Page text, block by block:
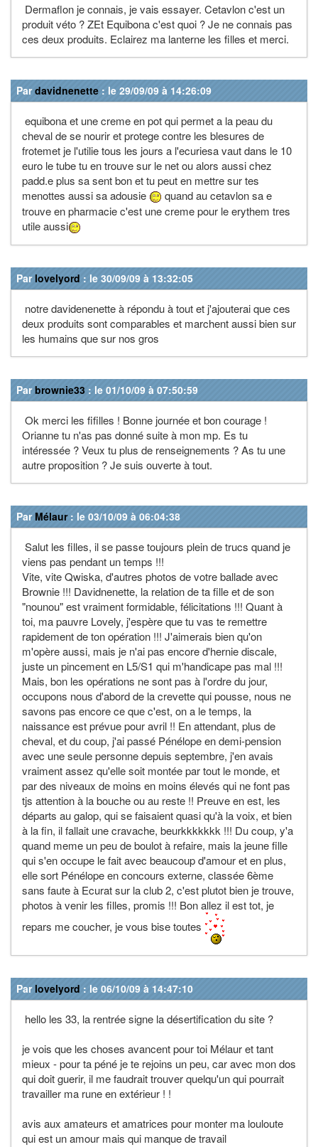
Dermaflon je connais, je vais essayer. Cetavlon c'est un
produit véto ? ZEt Equibona c'est quoi ? Je ne connais pas
ces deux produits. Eclairez ma lanterne les filles et merci.
Pardavidnenette : le 29/09/09 à 14:26:09
equibona et une creme en pot qui permet a la peau du
cheval de se nourir et protege contre les blesures de
frotemet je l'utilie tous les jours a l'ecuriesa vaut dans le 10
euro le tube tu en trouve sur le net ou alors aussi chez
padd.e plus sa sent bon et tu peut en mettre sur tes
menottes aussi sa adousie
quand au cetavlon sa e
trouve en pharmacie c'est une creme pour le erythem tres
utile aussi
Par lovelyord : le 30/09/09 à 13:32:05
notre davidenenette à répondu à tout et j'ajouterai que ces
deux produits sont comparables et marchent aussi bien sur
les humains que sur nos gros
Parbrownie33 : le 01/10/09 à 07:50:59
Ok merci les fifilles ! Bonne journée et bon courage !
Orianne tu n'as pas donné suite à mon mp. Es tu
intéressée ? Veux tu plus de renseignements ? As tu une
autre proposition ? Je suis ouverte à tout.
Par Mélaur: le 03/10/09 à 06:04:38
Salut les filles, il se passe toujours plein de trucs quand je
viens pas pendant un temps !!!
Vite, vite Qwiska, d'autres photos de votre ballade avec
Brownie !!! Davidnenette, la relation de ta fille et de son
"nounou" est vraiment formidable, félicitations !!! Quant à
toi, ma pauvre Lovely, j'espère que tu vas te remettre
rapidement de ton opération !!! J'aimerais bien qu'on
m'opère aussi, mais je n'ai pas encore d'hernie discale,
juste un pincement en L5/S1 qui m'handicape pas mal !!!
Mais, bon les opérations ne sont pas à l'ordre du jour,
occupons nous d'abord de la crevette qui pousse, nous ne
savons pas encore ce que c'est, on a le temps, la
naissance est prévue pour avril !! En attendant, plus de
cheval, et du coup, j'ai passé Pénélope en demi-pension
avec une seule personne depuis septembre, j'en avais
vraiment assez qu'elle soit montée par tout le monde, et
par des niveaux de moins en moins élevés qui ne font pas
tjs attention à la bouche ou au reste !! Preuve en est, les
départs au galop, qui se faisaient quasi qu'à la voix, et bien
à la fin, il fallait une cravache, beurkkkkkkk !!! Du coup, y'a
quand meme un peu de boulot à refaire, mais la jeune fille
qui s'en occupe le fait avec beaucoup d'amour et en plus,
elle sort Pénélope en concours externe, classée 6ème
sans faute à Ecurat sur la club 2, c'est plutot bien je trouve,
photos à venir les filles, promis !!! Bon allez il est tot, je
repars me coucher, je vous bise toutes
Par lovelyord : le 06/10/09 à 14:47:10
hello les 33, la rentrée signe la désertification du site ?
je vois que les choses avancent pour toi Mélaur et tant
mieux - pour ta péné je te rejoins un peu, car avec mon dos
qui doit guerir, il me faudrait trouver quelqu'un qui pourrait
travailler ma rune en extérieur ! !
avis aux amateurs et amatrices pour monter ma louloute
qui est un amour mais qui manque de travail